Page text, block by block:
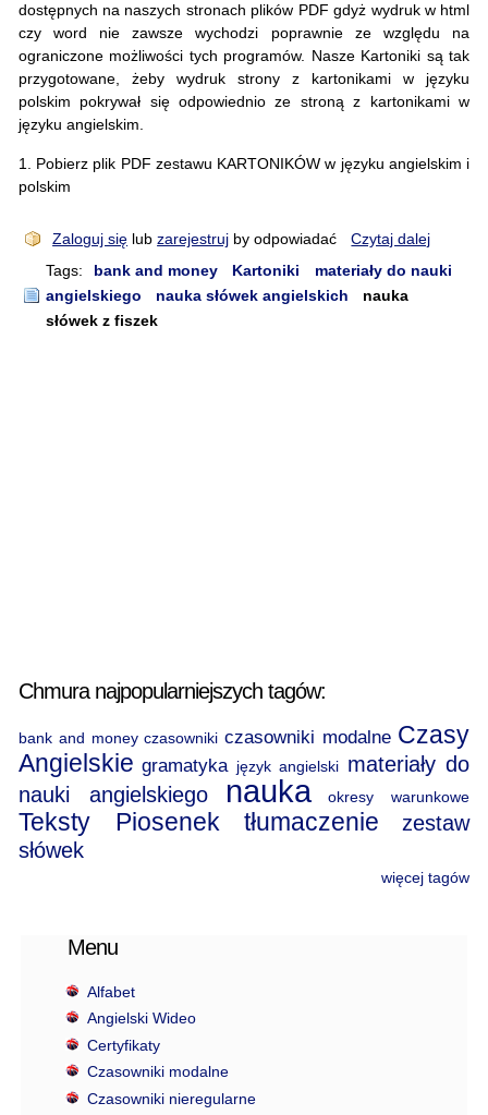
dostępnych na naszych stronach plików PDF gdyż wydruk w html
czy word nie zawsze wychodzi poprawnie ze względu na
ograniczone możliwości tych programów. Nasze Kartoniki są tak
przygotowane, żeby wydruk strony z kartonikami w języku
polskim pokrywał się odpowiednio ze stroną z kartonikami w
języku angielskim.
1. Pobierz plik PDF zestawu KARTONIKÓW w języku angielskim i
polskim
Zaloguj się lubzarejestruj by odpowiadać
Czytaj dalej
Tags:
bank and money Kartoniki
materiały do nauki
angielskiego
nauka słówek angielskich
nauka
słówek z fiszek
Chmura najpopularniejszych tagów:
bank and money czasowniki czasowniki modalne Czasy
Angielskie gramatyka język angielski materiały do
nauki angielskiego
nauka okresy warunkowe
Teksty Piosenek tłumaczenie
zestaw
słówek
więcej tagów
Menu
Alfabet
Angielski Wideo
Certyfikaty
Czasowniki modalne
Czasowniki nieregularne